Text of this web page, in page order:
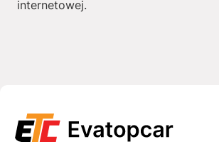
internetowej.